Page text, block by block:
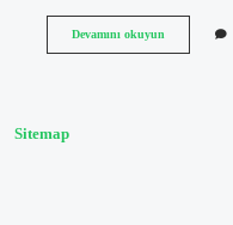
Devamını okuyunSelanik
Sitemap